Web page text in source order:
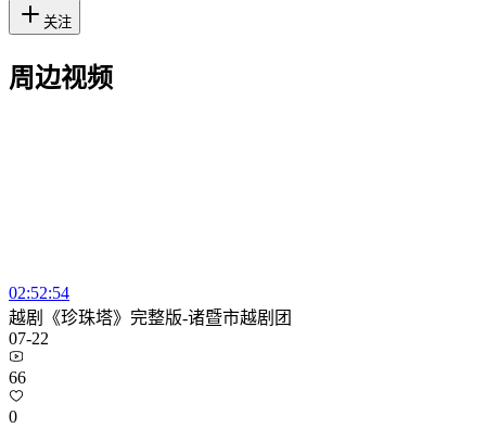
关注
周边视频
02:52:54
越剧《珍珠塔》完整版-诸暨市越剧团
07-22
66
0